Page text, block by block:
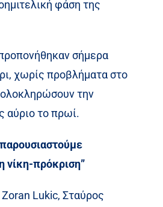
φάση της
σήμερα
χωρίς προβλήματα στο
την
αύριο το πρωί.
νίκη-πρόκριση”
Lukic, Σταύρος